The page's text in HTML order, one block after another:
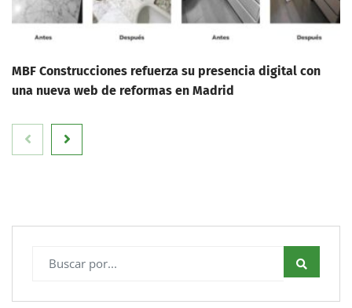
MBF Construcciones refuerza su presencia digital con
una nueva web de reformas en Madrid